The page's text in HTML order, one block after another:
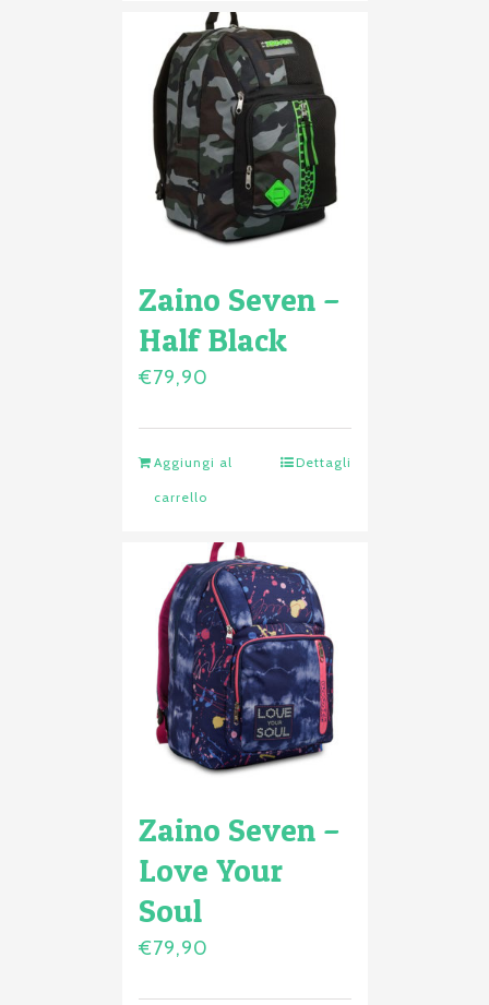
Zaino Seven –
Half Black
€79,90
Aggiungi al
carrello
Dettagli
Zaino Seven –
Love Your
Soul
€79,90